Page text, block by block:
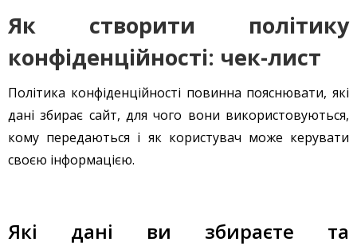
Як створити політику
конфіденційності: чек-лист
Політика конфіденційності повинна пояснювати, які
дані збирає сайт, для чого вони використовуються,
кому передаються і як користувач може керувати
своєю інформацією.
Які дані ви збираєте та